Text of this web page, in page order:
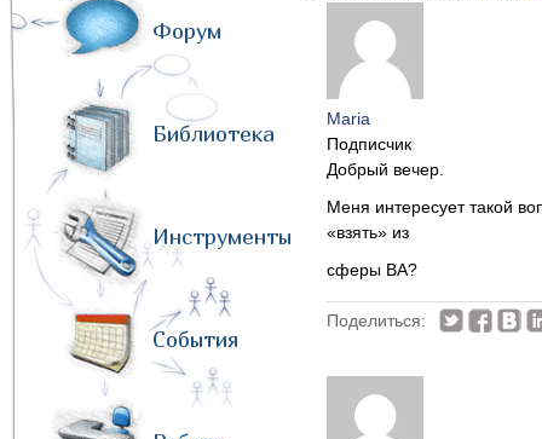
Форум
Библиотека
Инструменты
События
Maria
Подписчик
Добрый вечер.
Меня интересует такой
«взять» из
сферы BA?
Поделиться: